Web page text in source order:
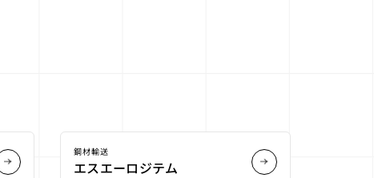
鋼材輸送
エスエーロジテム